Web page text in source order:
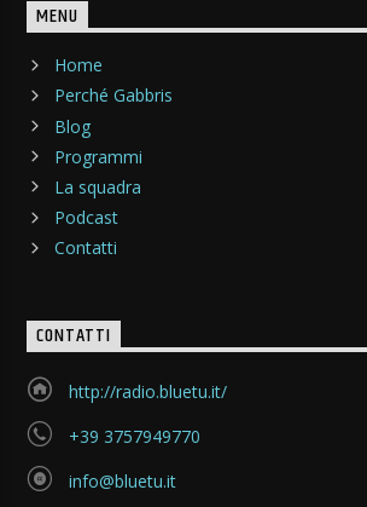
MENU
Home
Perché Gabbris
Blog
Programmi
La squadra
Podcast
Contatti
CONTATTI
http://radio.bluetu.it/
+39 3757949770
info@bluetu.it